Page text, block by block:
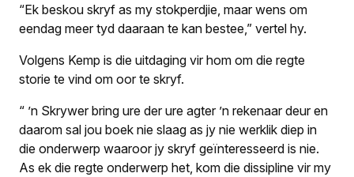
“Ek beskou skryf as my stokperdjie, maar wens om
eendag meer tyd daaraan te kan bestee,” vertel hy.
Volgens Kemp is die uitdaging vir hom om die regte
storie te vind om oor te skryf.
“ ’n Skrywer bring ure der ure agter ’n rekenaar deur en
daarom sal jou boek nie slaag as jy nie werklik diep in
die onderwerp waaroor jy skryf geïnteresseerd is nie.
As ek die regte onderwerp het, kom die dissipline vir my